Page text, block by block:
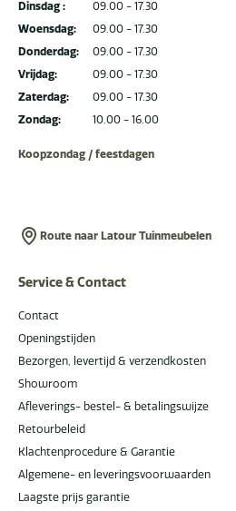
Dinsdag :
Woensdag:
Donderdag:
Vrijdag:
Zaterdag:
Zondag:
09.00 - 17.30
09.00 - 17.30
09.00 - 17.30
09.00 - 17.30
09.00 - 17.30
10.00 - 16.00
Koopzondag / feestdagen
Route naar Latour Tuinmeubelen
Service & Contact
Contact
Openingstijden
Bezorgen, levertijd & verzendkosten
Showroom
Afleverings- bestel- & betalingswijze
Retourbeleid
Klachtenprocedure & Garantie
Algemene- en leveringsvoorwaarden
Laagste prijs garantie